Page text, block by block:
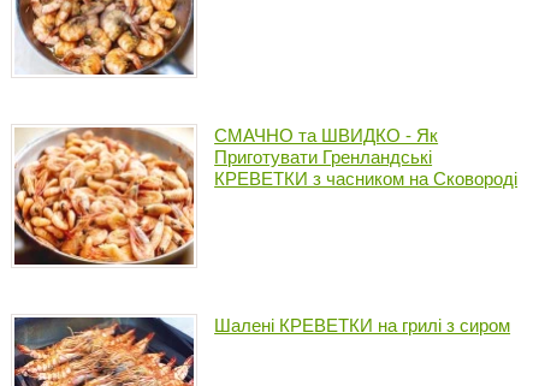
СМАЧНО та ШВИДКО - Як
Приготувати Гренландські
КРЕВЕТКИ з часником на Сковороді
Шалені КРЕВЕТКИ на грилі з сиром